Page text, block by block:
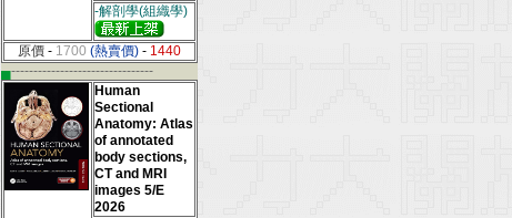
-解剖學(組織學)
原價 - 1700 (熱賣價) - 1440
▄--------------------------------
Human
Sectional
Anatomy: Atlas
of annotated
body sections,
CT and MRI
images 5/E
2026